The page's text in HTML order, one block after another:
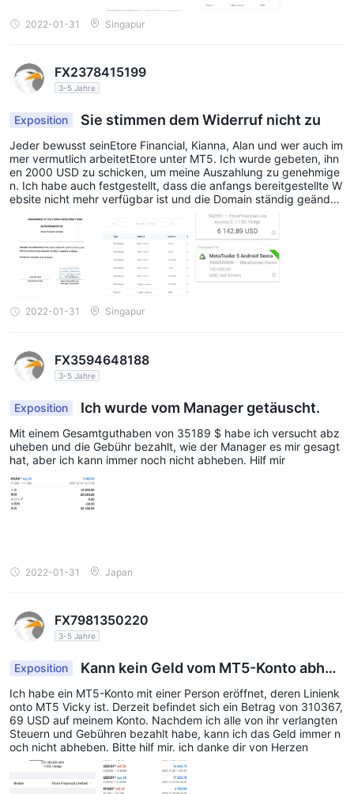
2022-01-31 Singapur
FX2378415199
3-5 Jahre
Exposition Sie stimmen dem Widerruf nicht zu
Jeder bewusst seinEtore Financial, Kianna, Alan und wer auch im
mer vermutlich arbeitetEtore unter MT5. Ich wurde gebeten, ihn
en 2000 USD zu schicken, um meine Auszahlung zu genehmige
n. Ich habe auch festgestellt, dass die anfangs bereitgestellte W
ebsite nicht mehr verfügbar ist und die Domain ständig geändert
wird. Ich hatte mehrere Gespräche mit dem sogenannten Admin,
aber er weigerte sich, die Auszahlung zu genehmigen. Die beige
fügte Lizenz ist gefälscht, die Nummer gehört einem anderen Un
ternehmen. Ich habe dieses Problem mehreren Behörden gemel
det, die für Forex-Betrug zuständig sind.
2022-01-31 Singapur
FX3594648188
3-5 Jahre
Exposition Ich wurde vom Manager getäuscht.
Mit einem Gesamtguthaben von 35189 $ habe ich versucht abz
uheben und die Gebühr bezahlt, wie der Manager es mir gesagt
hat, aber ich kann immer noch nicht abheben. Hilf mir
2022-01-31 Japan
FX7981350220
3-5 Jahre
Exposition
Kann kein Geld vom MT5-Konto abheb
en
Ich habe ein MT5-Konto mit einer Person eröffnet, deren Linienk
onto MT5 Vicky ist. Derzeit befindet sich ein Betrag von 310367,
69 USD auf meinem Konto. Nachdem ich alle von ihr verlangten
Steuern und Gebühren bezahlt habe, kann ich das Geld immer n
och nicht abheben. Bitte hilf mir. ich danke dir von Herzen